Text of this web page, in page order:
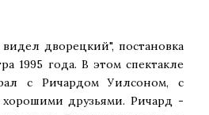
дворецкий", постановка
1995 года. В этом спектакле
с Ричардом Уилсоном, с
друзьями. Ричард -